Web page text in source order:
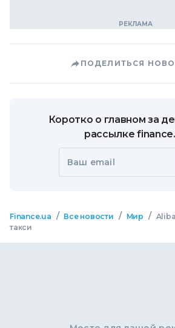
ПОДЕЛИТЬСЯ
Коротко о главном за
рассылке
Ваш email
Finance.ua / Все новости / Мир /
такси